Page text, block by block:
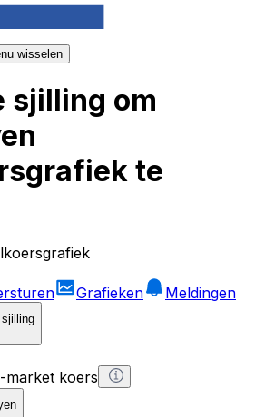
wisselen
sjilling om
te
Grafieken
Meldingen
sjilling
market koers